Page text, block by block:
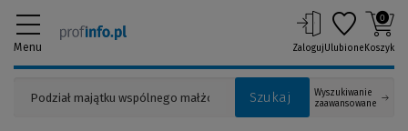
Menu
Szukaj
Wyszukiwanie
zaawansowane
ZalogujUlubione
0
Koszyk